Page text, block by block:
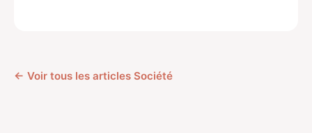
← Voir tous les articles Société